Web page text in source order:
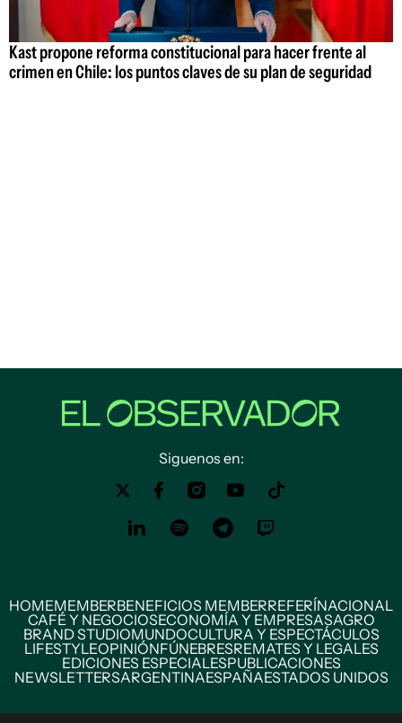
Kast propone reforma constitucional para hacer frente al
crimen en Chile: los puntos claves de su plan de seguridad
Siguenos en:
HOMEMEMBERBENEFICIOS MEMBERREFERÍNACIONAL
CAFÉ Y NEGOCIOSECONOMÍA Y EMPRESASAGRO
BRAND STUDIOMUNDOCULTURA Y ESPECTÁCULOS
LIFESTYLEOPINIÓNFÚNEBRESREMATES Y LEGALES
EDICIONES ESPECIALESPUBLICACIONES
NEWSLETTERSARGENTINAESPAÑAESTADOS UNIDOS